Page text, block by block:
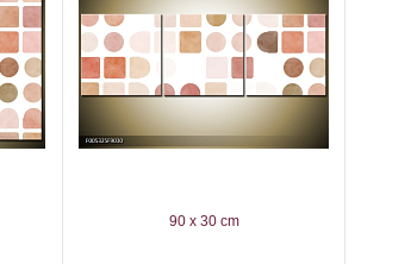
90 x 30 cm